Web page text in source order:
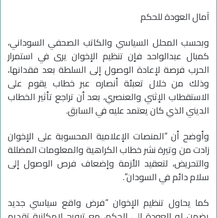
آمال العودة للحكم
وبحسب المحلل السياسي والكاتب الصحفي السوداني،
كمبال عبدالواحد فإن تنظيم الإخوان يرى في استمرار
الحرب فرصة لإعادة الوصول إلى السلطة بعد فقدانها،
وذلك من خلال تعبئة أنصاره عبر خطاب يقوم على
الاستقطاب الإثني والعنصري، بعد أن تراجع تأثير الخطاب
الديني الذي كان يعتمد عليه في السابق.
وأوضح أن “المنصات الإعلامية المحسوبة على الإخوان
زادت من وتيرة نشر خطاب الكراهية والمعلومات المضللة
والتحريض، لتعقيد الأزمة وإضعاف فرص الوصول إلى
سلام دائم في السودان”.
كما يحاول تنظيم الإخوان “فرض واقع سياسي جديد